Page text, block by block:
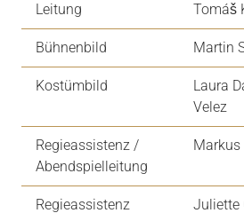
Leitung
Tomáš
Bühnenbild Martin
Kostümbild
Laura
Velez
Regieassistenz /
Abendspielleitung
Markus
Regieassistenz Juliette